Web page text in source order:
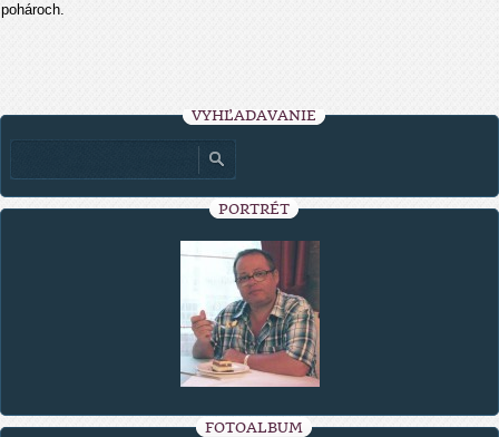
pohároch.
VYHĽADÁVANIE
PORTRÉT
FOTOALBUM